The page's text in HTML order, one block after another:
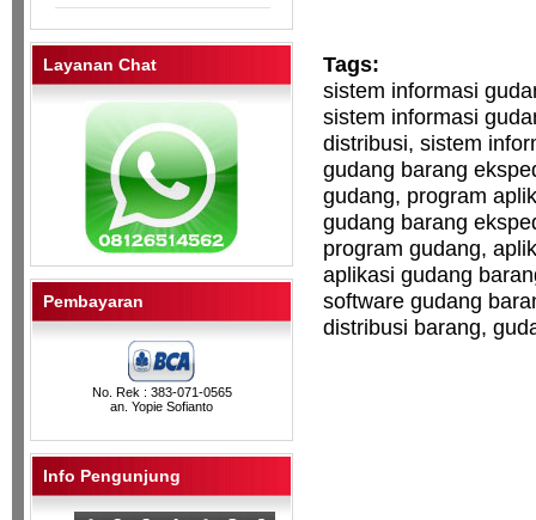
Tags:
sistem informasi
sistem informasi
distribusi, sistem
gudang barang
gudang, program
gudang barang
program gudang,
aplikasi gudang
software gudang
distribusi barang,
Layanan Chat
Pembayaran
No. Rek : 383-071-0565
an. Yopie Sofianto
Info Pengunjung